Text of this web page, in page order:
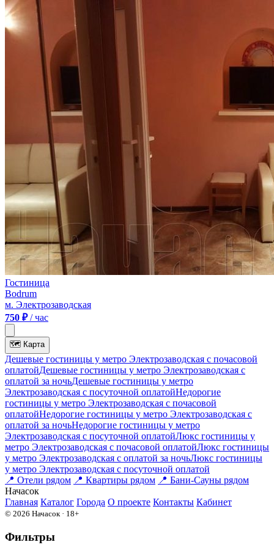
Гостиница
Bodrum
м. Электрозаводская
750 ₽/ час
🗺 Карта
Дешевые гостиницы у метро Электрозаводская c почасовой
оплатойДешевые гостиницы у метро Электрозаводская с
оплатой за ночьДешевые гостиницы у метро
Электрозаводская c посуточной оплатойНедорогие
гостиницы у метро Электрозаводская c почасовой
оплатойНедорогие гостиницы у метро Электрозаводская с
оплатой за ночьНедорогие гостиницы у метро
Электрозаводская c посуточной оплатойЛюкс гостиницы у
метро Электрозаводская c почасовой оплатойЛюкс гостиницы
у метро Электрозаводская с оплатой за ночьЛюкс гостиницы
у метро Электрозаводская c посуточной оплатой
📍 Отели рядом 📍 Квартиры рядом 📍 Бани-Сауны рядом
Начасок
Главная Каталог Города О проекте Контакты Кабинет
© 2026 Начасок · 18+
Фильтры